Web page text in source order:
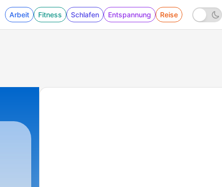
Arbeit Fitness Schlafen Entspannung Reise